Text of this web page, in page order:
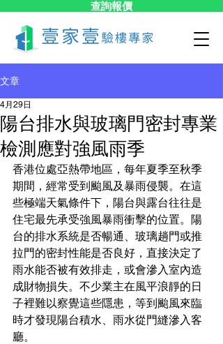
查詢報價
文章
陽台排水與玻璃門密封專業
檢測應對強風雨季
4月29日
香港位處亞熱帶地區，每年夏季至秋季
期間，經常受到颱風及暴雨侵襲。在這
些極端天氣條件下，陽台與露台往往是
住宅最先承受強風暴雨衝擊的位置。陽
台的排水系統是否暢通、玻璃趟門或推
拉門的密封性能是否良好，直接決定了
雨水能否被有效排走，或會滲入室內造
成財物損失。不少業主在風平浪靜的日
子裡難以察覺這些隱患，等到颱風來臨
時才發現陽台積水、雨水從門縫滲入客
廳。